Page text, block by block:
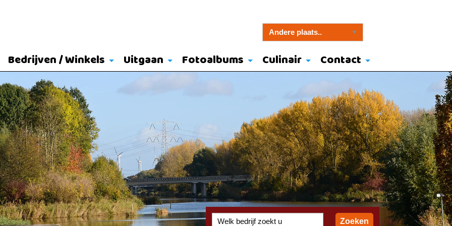
Bedrijven / Winkels Uitgaan Fotoalbums Culinair Contact